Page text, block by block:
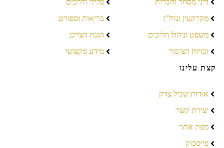
מקרקעין ונדל"ן
משפט וניהול הליכים
זכויות הציבור
בריאות וספורט
הגנת הצרכן
מידע מקצועי
קצת עלינו
אודות שביל צדק
יצירת קשר
מפת אתר
פייסבוק